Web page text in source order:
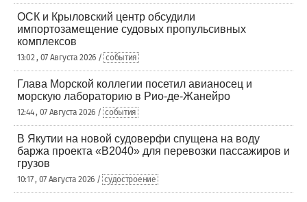
ОСК и Крыловский центр обсудили
импортозамещение судовых пропульсивных
комплексов
13:02 , 07 Августа 2026 / события
Глава Морской коллегии посетил авианосец и
морскую лабораторию в Рио-де-Жанейро
12:44 , 07 Августа 2026 / события
В Якутии на новой судоверфи спущена на воду
баржа проекта «В2040» для перевозки пассажиров и
грузов
10:17 , 07 Августа 2026 / судостроение